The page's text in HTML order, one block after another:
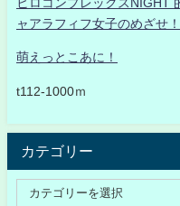
ヒロコンプレックスNIGHT
ャアラフィフ女子のめざせ
萌えっとこあに！
t112-1000ｍ
カテゴリー